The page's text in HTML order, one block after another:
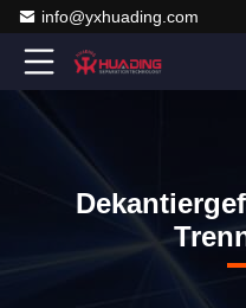
info@yxhuading.com